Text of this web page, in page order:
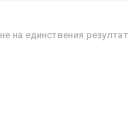
на единствения резултат